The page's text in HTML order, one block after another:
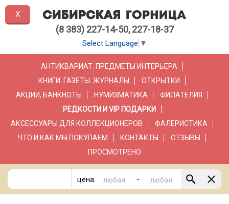
(8 383) 227-14-50, 227-18-37
Select Language ▼
АНТИКВАРИАТ. ПРЕДМЕТЫ ИНТЕРЬЕРА
КНИГИ. ГАЗЕТЫ. ЖУРНАЛЫ
ОТКРЫТКИ
АКЦИИ, БАНКНОТЫ
НУМИЗМАТИКА
ФИЛАТЕЛИЯ
РЕДКОСТИ И VIP ПОДАРКИ
АКСЕССУАРЫ ДЛЯ КОЛЛЕКЦИОНЕРОВ
ФАЛЕРИСТИКА
ЧТО И КАК МЫ ПОКУПАЕМ
КОНТАКТЫ
ОТЗЫВЫ
ПРОСМОТРЕНО
цена: -
X